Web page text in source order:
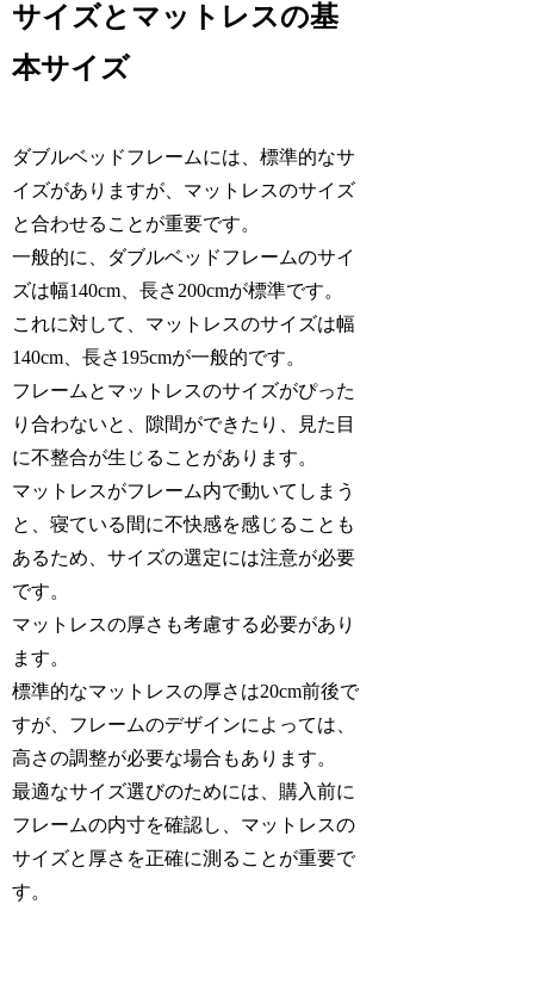
サイズとマットレスの基
本サイズ
ダブルベッドフレームには、標準的なサ
イズがありますが、マットレスのサイズ
と合わせることが重要です。
一般的に、ダブルベッドフレームのサイ
ズは幅140cm、長さ200cmが標準です。
これに対して、マットレスのサイズは幅
140cm、長さ195cmが一般的です。
フレームとマットレスのサイズがぴった
り合わないと、隙間ができたり、見た目
に不整合が生じることがあります。
マットレスがフレーム内で動いてしまう
と、寝ている間に不快感を感じることも
あるため、サイズの選定には注意が必要
です。
マットレスの厚さも考慮する必要があり
ます。
標準的なマットレスの厚さは20cm前後で
すが、フレームのデザインによっては、
高さの調整が必要な場合もあります。
最適なサイズ選びのためには、購入前に
フレームの内寸を確認し、マットレスの
サイズと厚さを正確に測ることが重要で
す。